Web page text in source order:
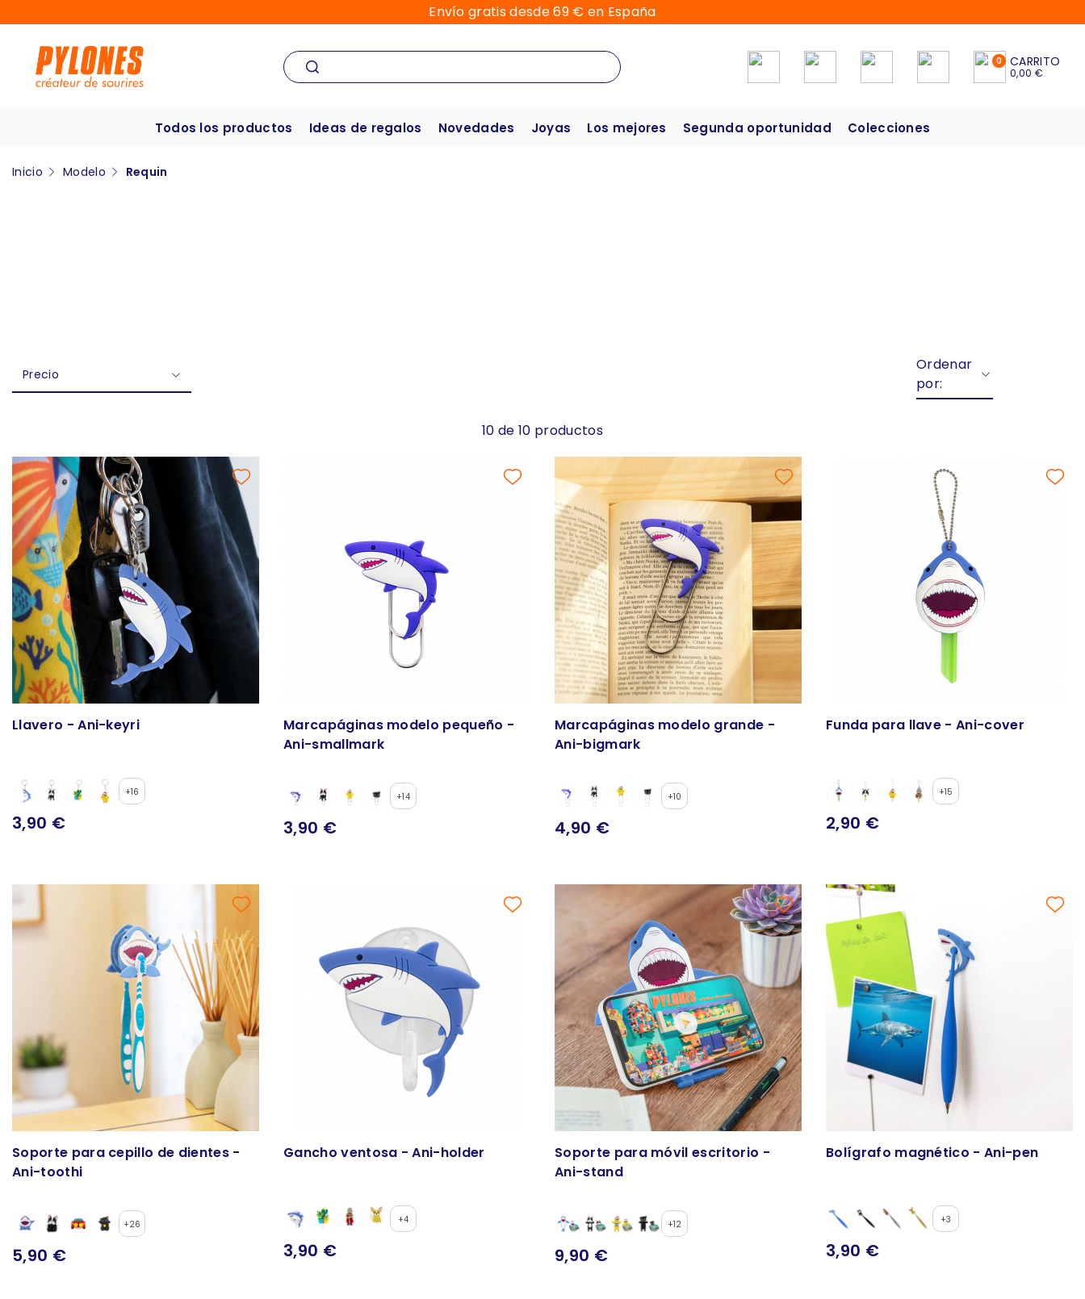
Envío gratis desde 69 € en España
0 CARRITO
0,00 €
Todos los productos Ideas de regalos Novedades Joyas Los mejores Segunda oportunidad Colecciones
Inicio Modelo Requin
Precio
Ordenar
por:
10 de 10 productos
Llavero - Ani-keyri
+16
3,90 €
Marcapáginas modelo pequeño -
Ani-smallmark
+14
3,90 €
Marcapáginas modelo grande -
Ani-bigmark
+10
4,90 €
Funda para llave - Ani-cover
+15
2,90 €
Soporte para cepillo de dientes -
Ani-toothi
+26
5,90 €
Gancho ventosa - Ani-holder
+4
3,90 €
Soporte para móvil escritorio -
Ani-stand
+12
9,90 €
Bolígrafo magnético - Ani-pen
+3
3,90 €